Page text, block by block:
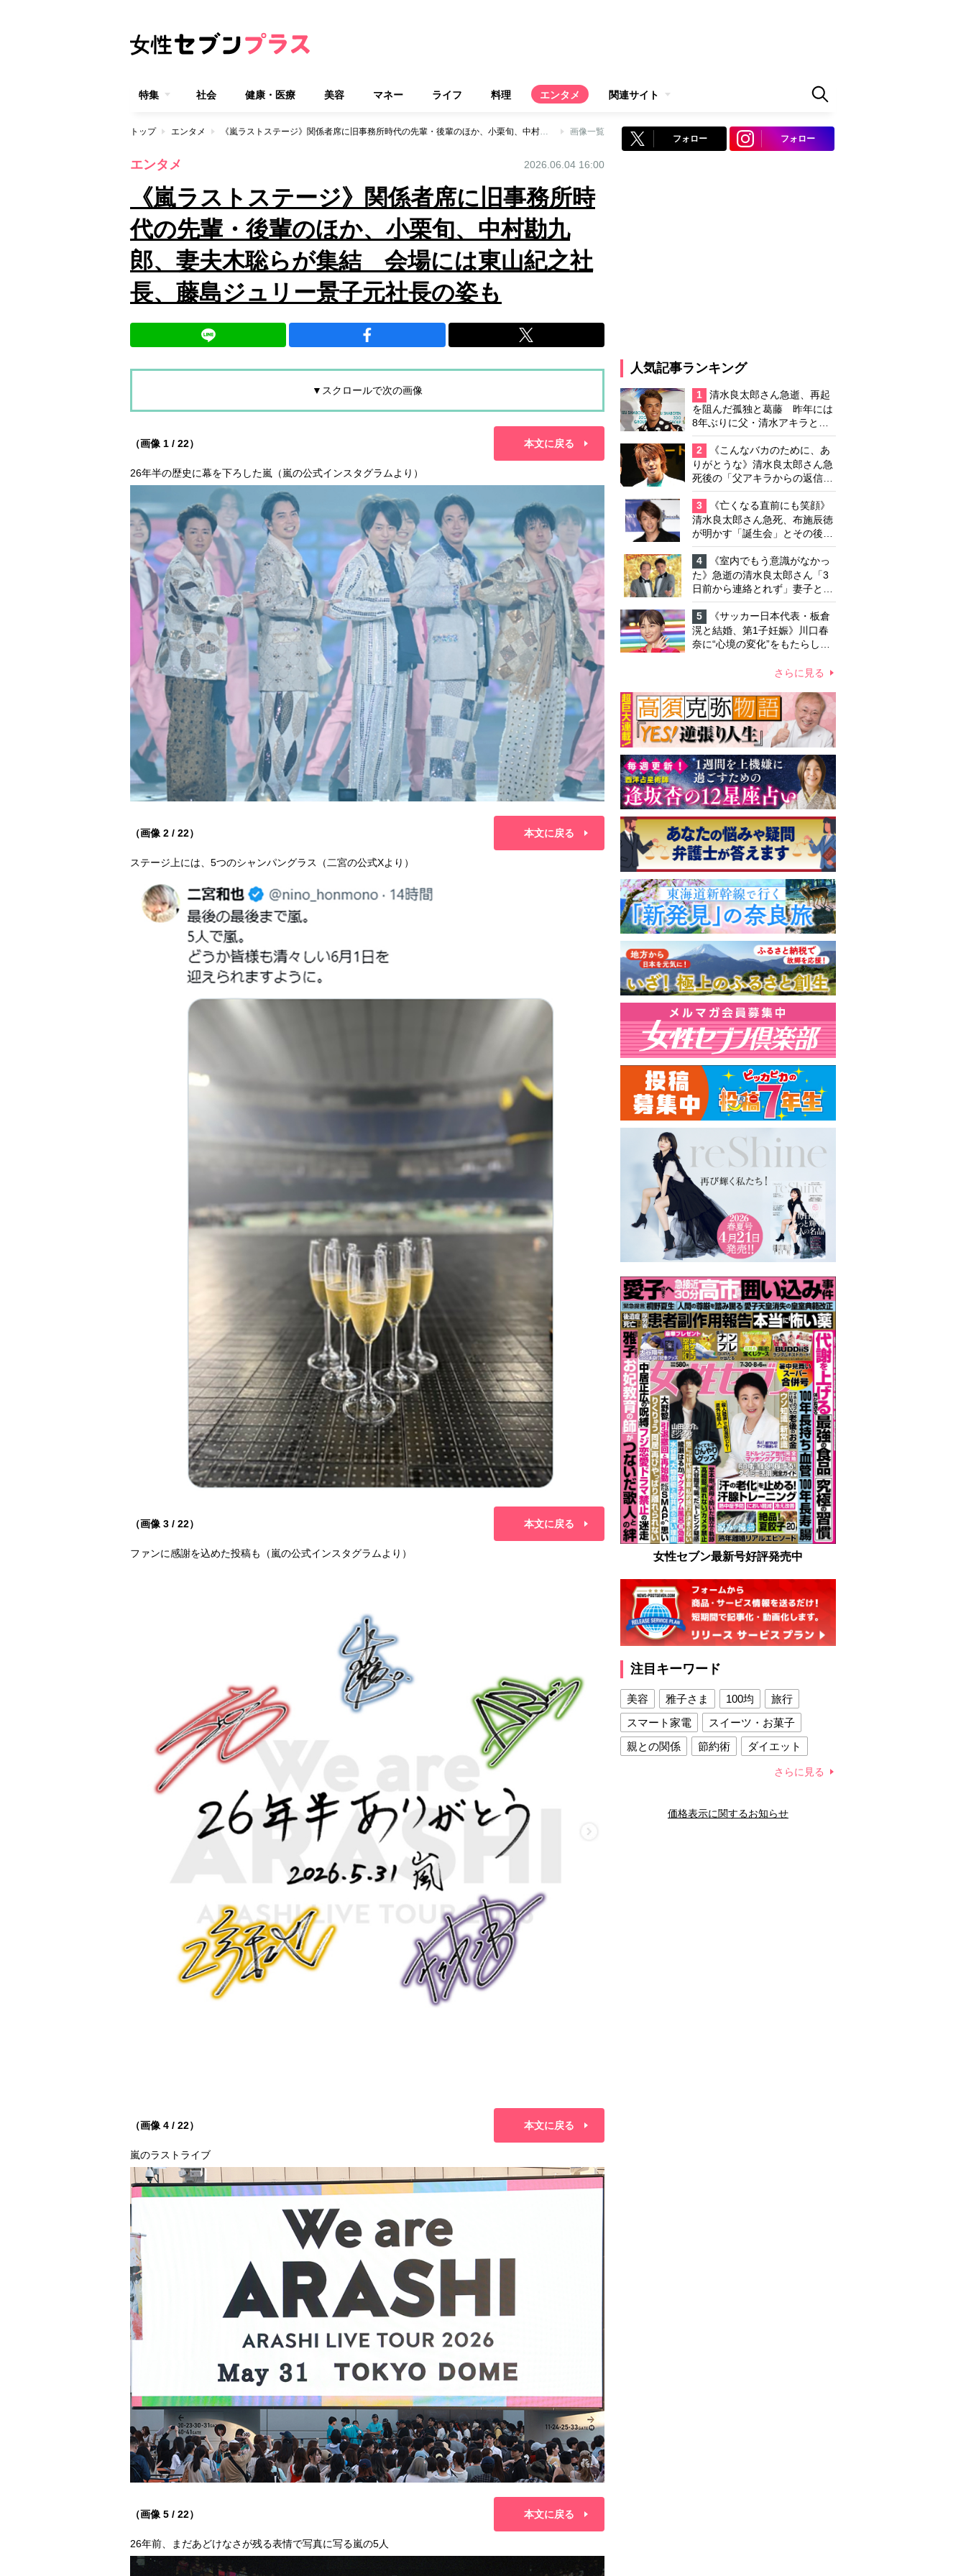
特集 社会 健康・医療 美容 マネー ライフ 料理 エンタメ 関連サイト
トップ エンタメ 《嵐ラストステージ》関係者席に旧事務所時代の先輩・後輩のほか、小栗旬、中村勘九郎、妻夫木聡らが集結 会場には東山紀之社長、藤島ジュリー景子元社長の姿も 画像一覧
エンタメ 2026.06.04 16:00
《嵐ラストステージ》関係者席に旧事務所時
代の先輩・後輩のほか、小栗旬、中村勘九
郎、妻夫木聡らが集結 会場には東山紀之社
長、藤島ジュリー景子元社長の姿も
▼スクロールで次の画像
（画像 1 / 22） 本文に戻る
26年半の歴史に幕を下ろした嵐（嵐の公式インスタグラムより）
（画像 2 / 22） 本文に戻る
ステージ上には、5つのシャンパングラス（二宮の公式Xより）
（画像 3 / 22） 本文に戻る
ファンに感謝を込めた投稿も（嵐の公式インスタグラムより）
（画像 4 / 22） 本文に戻る
嵐のラストライブ
（画像 5 / 22） 本文に戻る
26年前、まだあどけなさが残る表情で写真に写る嵐の5人
フォロー フォロー
人気記事ランキング
1
清水良太郎さん急逝、再起
を阻んだ孤独と葛藤 昨年には
8年ぶりに父・清水アキラと共
演、本格的な活動再開に向かっ
ていたが…周囲が懸念していた
「不安定なところ」
2
《こんなバカのために、あ
りがとうな》清水良太郎さん急
死後の「父アキラからの返信」
布施辰徳が涙で明かす「順番が
違う」
3
《亡くなる直前にも笑顔》
清水良太郎さん急死、布施辰徳
が明かす「誕生会」とその後の
メッセージ
4
《室内でもう意識がなかっ
た》急逝の清水良太郎さん「3
日前から連絡とれず」妻子とは
別居で孤独を感じていた
5
《サッカー日本代表・板倉
滉と結婚、第1子妊娠》川口春
奈に“心境の変化”をもたらした
って「がんに蝕まれる母」を演
さらに見る
女性セブン最新号好評発売中
注目キーワード
美容 雅子さま 100均
旅行
スマート家電
スイーツ・お菓子
親との関係
節約術
ダイエット
夫との関係
新津春子 どか食い
さらに見る
価格表示に関するお知らせ